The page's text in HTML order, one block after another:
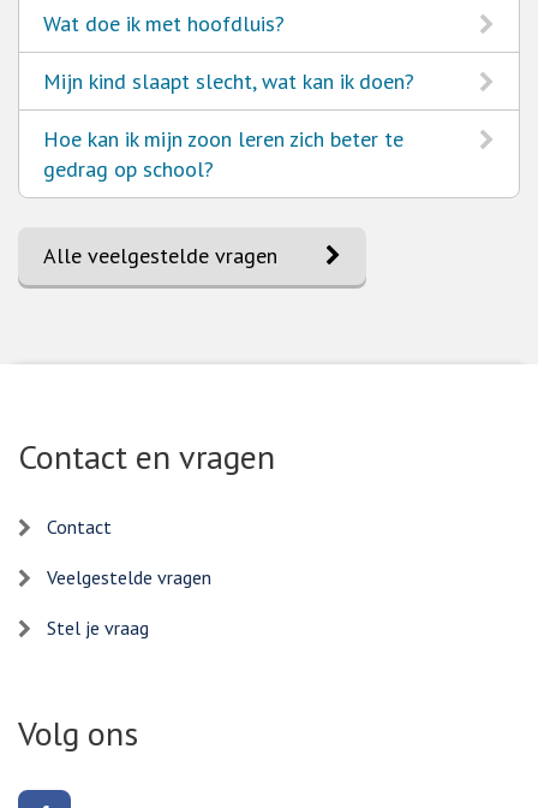
Ga
naar
Wat doe ik met hoofdluis?
Ga
naar
Mijn kind slaapt slecht, wat kan ik doen?
Ga
naar
Hoe kan ik mijn zoon leren zich beter te
gedrag op school?
Alle veelgestelde vragen
Contact en vragen
Contact
Veelgestelde vragen
Stel je vraag
Volg ons